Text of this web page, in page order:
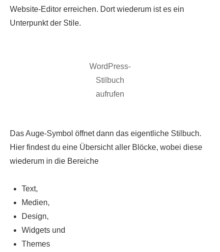
Website-Editor erreichen. Dort wiederum ist es ein
Unterpunkt der Stile.
WordPress-
Stilbuch
aufrufen
Das Auge-Symbol öffnet dann das eigentliche Stilbuch.
Hier findest du eine Übersicht aller Blöcke, wobei diese
wiederum in die Bereiche
Text,
Medien,
Design,
Widgets und
Themes